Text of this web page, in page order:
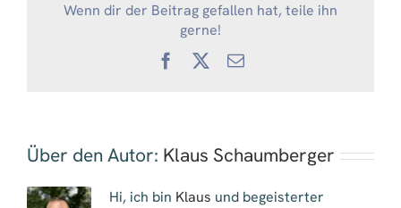
Wenn dir der Beitrag gefallen hat, teile ihn
gerne!
Facebook
X
E-
Über den Autor: Klaus Schaumberger
Hi, ich bin Klaus und begeisterter